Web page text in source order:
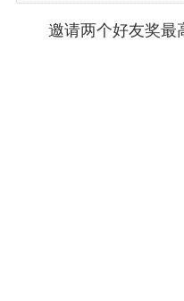
邀请两个好友奖最